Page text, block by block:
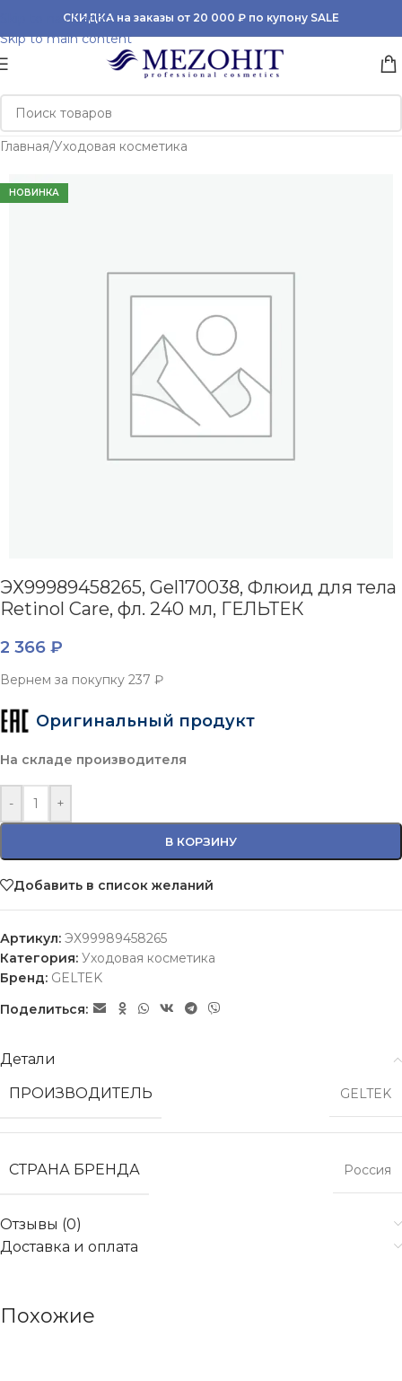
Skip to navigation
Skip to main content
СКИДКА на заказы от 20 000 ₽ по купону SALE
Главная/Уходовая косметика
НОВИНКА
ЭХ99989458265, Gel170038, Флюид для тела
Retinol Care, фл. 240 мл, ГЕЛЬТЕК
2 366 ₽
Вернем за покупку 237 ₽
Оригинальный продукт
На складе производителя
- +
В КОРЗИНУ
Добавить в список желаний
Артикул: ЭХ99989458265
Категория: Уходовая косметика
Бренд: GELTEK
Поделиться:
Детали
ПРОИЗВОДИТЕЛЬ
GELTEK
СТРАНА БРЕНДА Россия
Отзывы (0)
Доставка и оплата
Похожие